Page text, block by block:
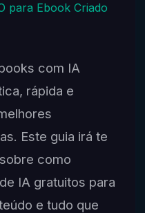
para Ebook Criado
com IA
rápida e
Este guia irá te
como
IA gratuitos para
e tudo que